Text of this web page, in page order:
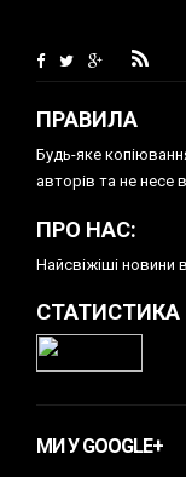
ПРАВИЛА
Будь-яке
авторів та не несе
ПРО НАС:
Найсвіжіші новини
СТАТИСТИКА
МИ У GOOGLE+